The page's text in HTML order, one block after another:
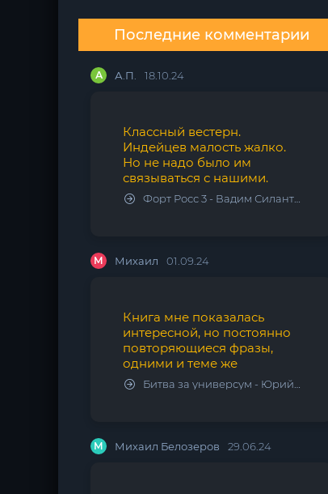
Последние комментарии
А А.П. 18.10.24
Классный вестерн.
Индейцев малость жалко.
Но не надо было им
связываться с нашими.
Форт Росс 3 - Вадим Силантьев
М Михаил 01.09.24
Книга мне показалась
интересной, но постоянно
повторяющиеся фразы,
одними и теме же
Битва за универсум - Юрий Тарарев, Александр Тарарев
М Михаил Белозеров 29.06.24